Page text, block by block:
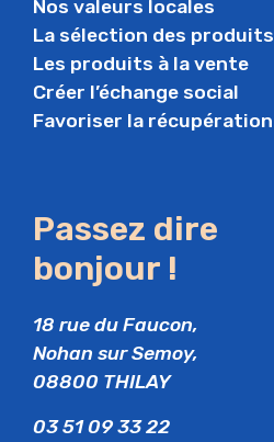
Nos valeurs locales
La sélection des produits
Les produits à la vente
Créer l’échange social
Favoriser la récupération
Passez dire
bonjour !
18 rue du Faucon,
Nohan sur Semoy,
08800 THILAY
03 51 09 33 22